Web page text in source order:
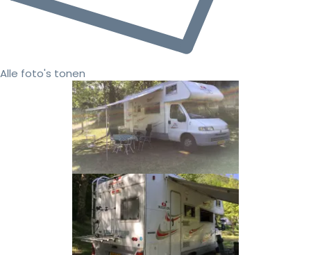
Alle foto's tonen